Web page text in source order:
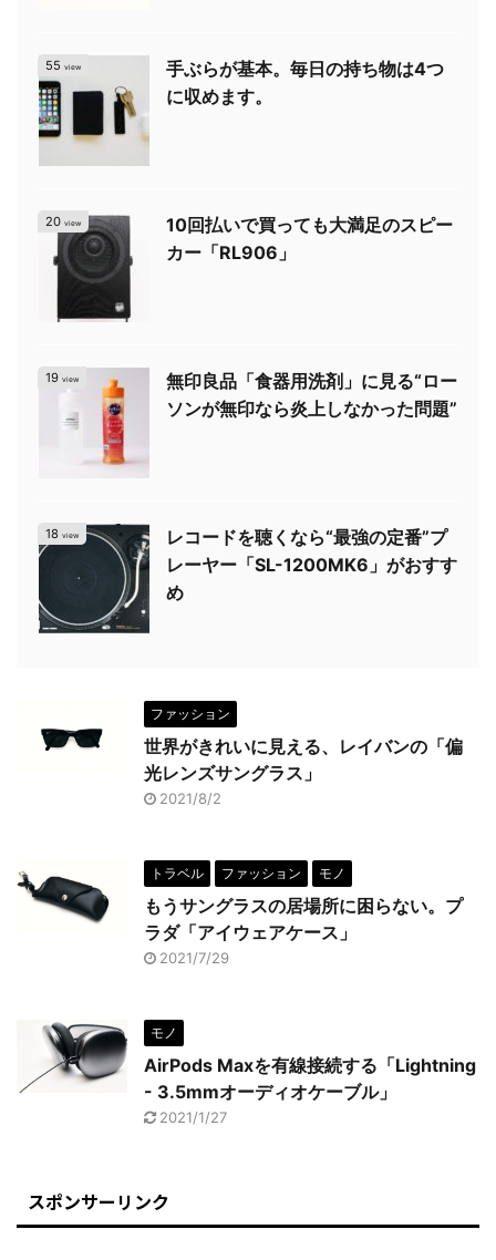
55 view
手ぶらが基本。毎日の持ち物は4つ
に収めます。
20 view
10回払いで買っても大満足のスピー
カー「RL906」
19 view
無印良品「食器用洗剤」に見る“ロー
ソンが無印なら炎上しなかった問題”
18 view
レコードを聴くなら“最強の定番”プ
レーヤー「SL-1200MK6」がおすす
め
ファッション
世界がきれいに見える、レイバンの「偏
光レンズサングラス」
2021/8/2
トラベル ファッション モノ
もうサングラスの居場所に困らない。プ
ラダ「アイウェアケース」
2021/7/29
モノ
AirPods Maxを有線接続する「Lightning
- 3.5mmオーディオケーブル」
2021/1/27
スポンサーリンク